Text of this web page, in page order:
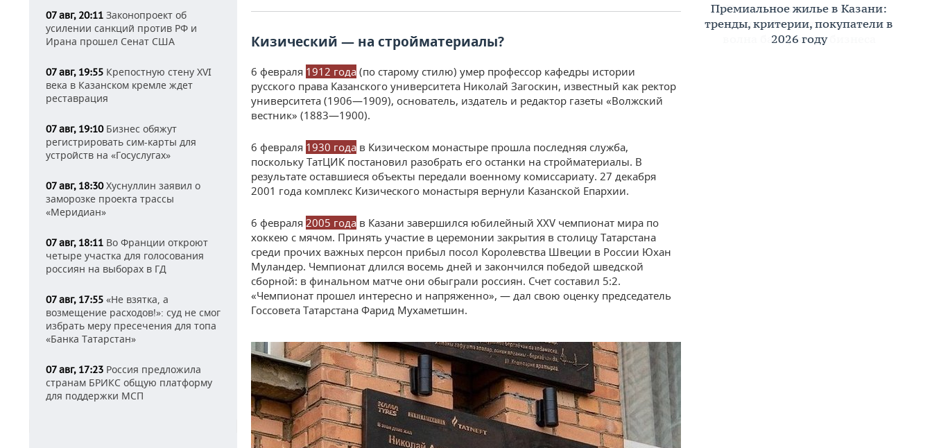
07 авг, 20:11 Законопроект об
усилении санкций против РФ и
Ирана прошел Сенат США
07 авг, 19:55 Крепостную стену XVI
века в Казанском кремле ждет
реставрация
07 авг, 19:10Бизнес обяжут
регистрировать сим-карты для
устройств на «Госуслугах»
07 авг, 18:30Хуснуллин заявил о
заморозке проекта трассы
«Меридиан»
07 авг, 18:11 Во Франции откроют
четыре участка для голосования
россиян на выборах в ГД
07 авг, 17:55 «Не взятка, а
возмещение расходов!»: суд не смог
избрать меру пресечения для топа
«Банка Татарстан»
07 авг, 17:23 Россия предложила
странам БРИКС общую платформу
для поддержки МСП
Кизический — на стройматериалы?
6 февраля 1912 года (по старому стилю) умер профессор кафедры истории
русского права Казанского университета Николай Загоскин, известный как ректор
университета (1906—1909), основатель, издатель и редактор газеты «Волжский
вестник» (1883—1900).
6 февраля 1930 года в Кизическом монастыре прошла последняя служба,
поскольку ТатЦИК постановил разобрать его останки на стройматериалы. В
результате оставшиеся объекты передали военному комиссариату. 27 декабря
2001 года комплекс Кизического монастыря вернули Казанской Епархии.
6 февраля 2005 года в Казани завершился юбилейный XXV чемпионат мира по
хоккею с мячом. Принять участие в церемонии закрытия в столицу Татарстана
среди прочих важных персон прибыл посол Королевства Швеции в России Юхан
Муландер. Чемпионат длился восемь дней и закончился победой шведской
сборной: в финальном матче они обыграли россиян. Счет составил 5:2.
«Чемпионат прошел интересно и напряженно», — дал свою оценку председатель
Госсовета Татарстана Фарид Мухаметшин.
Премиальное жилье в Казани:
тренды, критерии, покупатели в
2026 году